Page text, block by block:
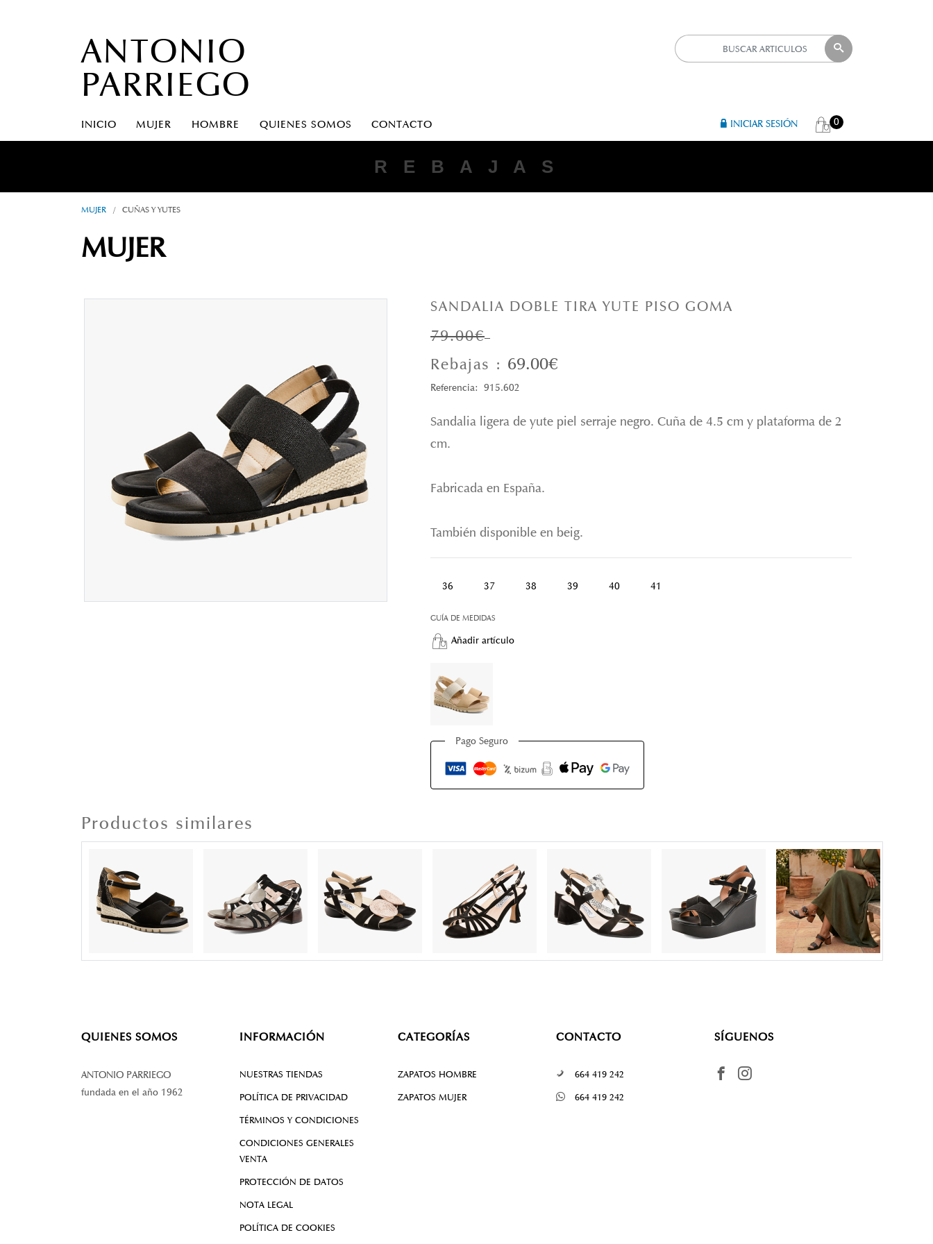
ANTONIO
PARRIEGO
INICIO MUJER HOMBRE QUIENES SOMOS CONTACTO 0
INICIAR SESIÓN
R E B A J A S
ANTONIO PARRIEGO
MUJER / CUÑAS Y YUTES
MUJER
SANDALIA DOBLE TIRA YUTE PISO GOMA
79.00€
Rebajas : 69.00€
Referencia: 915.602
Sandalia ligera de yute piel serraje negro. Cuña de 4.5 cm y plataforma de 2
cm.
Fabricada en España.
También disponible en beig.
36 37 38 39 40 41
GUÍA DE MEDIDAS
Añadir artículo
Pago Seguro
Productos similares
QUIENES SOMOS
ANTONIO PARRIEGO
fundada en el año 1962
INFORMACIÓN
NUESTRAS TIENDAS
POLÍTICA DE PRIVACIDAD
TÉRMINOS Y CONDICIONES
CONDICIONES GENERALES
VENTA
PROTECCIÓN DE DATOS
NOTA LEGAL
POLÍTICA DE COOKIES
CATEGORÍAS
ZAPATOS HOMBRE
ZAPATOS MUJER
CONTACTO
664 419 242
664 419 242
SÍGUENOS